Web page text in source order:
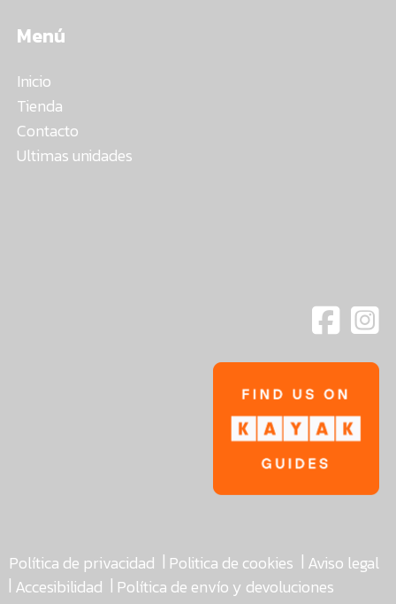
Menú
Inicio
Tienda
Contacto
Ultimas unidades
Política de privacidad | Politica de cookies | Aviso legal
| Accesibilidad | Política de envío y devoluciones